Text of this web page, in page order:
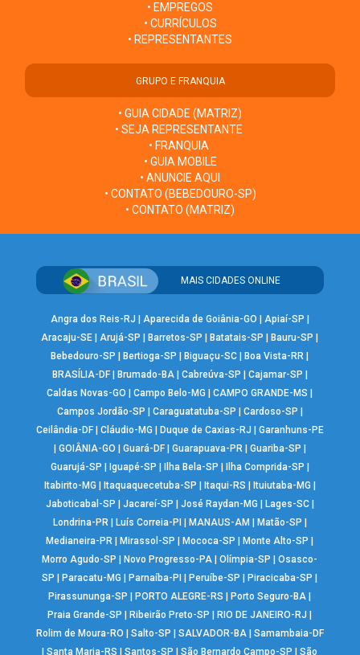
• EMPREGOS
• CURRÍCULOS
• REPRESENTANTES
GRUPO E FRANQUIA
• GUIA CIDADE (MATRIZ)
• SEJA REPRESENTANTE
• FRANQUIA
• GUIA MOBILE
• ANUNCIE AQUI
• CONTATO (BEBEDOURO-SP)
• CONTATO (MATRIZ)
MAIS CIDADES ONLINE
Angra dos Reis-RJ Aparecida de Goiânia-GO Apiaí-SP
Aracaju-SE |Arujá-SP Barretos-SP Batatais-SP Bauru-SP
Bebedouro-SP
Bertioga-SP Biguaçu-SC Boa Vista-RR
BRASÍLIA-DF| Brumado-BA| Cabreúva-SP Cajamar-SP
Caldas Novas-GO
|Campo Belo-MG |CAMPO GRANDE-MS
Campos Jordão-SP
Caraguatatuba-SP Cardoso-SP
Ceilândia-DF| Cláudio-MG Duque de Caxias-RJ
Garanhuns-PE
GOIÂNIA-GO Guará-DF| Guarapuava-PR| Guariba-SP
Guarujá-SP
Iguapé-SP Ilha Bela-SP Ilha Comprida-SP
Itabirito-MG
Itaquaquecetuba-SP Itaqui-RS Ituiutaba-MG
Jaboticabal-SP
Jacareí-SP José Raydan-MG Lages-SC|
Londrina-PR| Luís Correia-PI MANAUS-AM Matão-SP
Medianeira-PR
Mirassol-SP Mococa-SP Monte Alto-SP
Morro Agudo-SP
Novo Progresso-PA |Olímpia-SP |Osasco-
SP
Paracatu-MG Parnaíba-PI Peruíbe-SP Piracicaba-SP
Pirassununga-SP
PORTO ALEGRE-RS Porto Seguro-BA
Praia Grande-SP
Ribeirão Preto-SP RIO DE JANEIRO-RJ
Rolim de Moura-RO
Salto-SP SALVADOR-BA| Samambaia-DF
|Santa Maria-RS |Santos-SP |São Bernardo Campo-SP |São